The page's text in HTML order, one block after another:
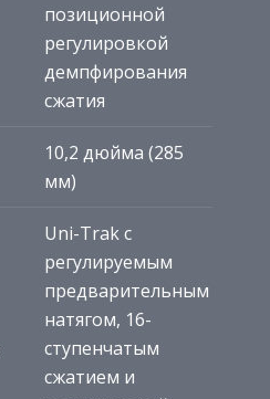
позиционной
регулировкой
демпфирования
сжатия
10,2 дюйма (285
мм)
Uni-Trak с
регулируемым
предварительным
натягом, 16-
ступенчатым
сжатием и